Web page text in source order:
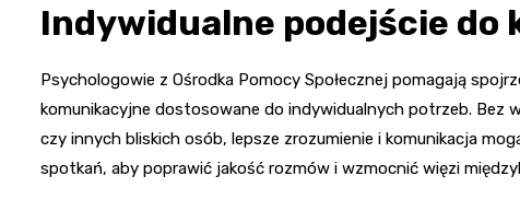
Indywidualne podejście do
Psychologowie z Ośrodka Pomocy Społecznej pomagają
komunikacyjne dostosowane do indywidualnych potrzeb. Bez
czy innych bliskich osób, lepsze zrozumienie i komunikacja
spotkań, aby poprawić jakość rozmów i wzmocnić więzi